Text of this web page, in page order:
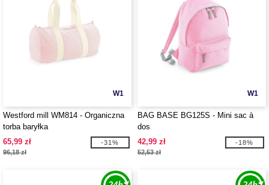
W1
Westford mill WM814 - Organiczna
torba baryłka
65,99 zł
96,18 zł
-31%
W1
BAG BASE BG125S - Mini sac à
dos
42,99 zł
52,53 zł
-18%